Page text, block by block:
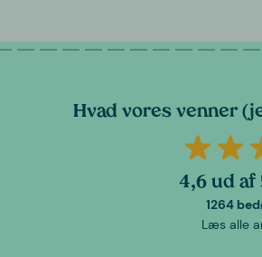
Hvad vores venner
4,6 ud af
1264
Læs alle